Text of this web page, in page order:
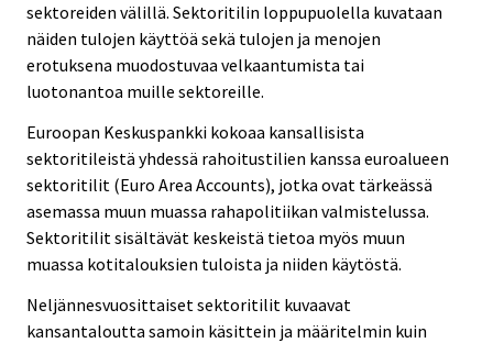
sektoreiden välillä. Sektoritilin loppupuolella kuvataan
näiden tulojen käyttöä sekä tulojen ja menojen
erotuksena muodostuvaa velkaantumista tai
luotonantoa muille sektoreille.
Euroopan Keskuspankki kokoaa kansallisista
sektoritileistä yhdessä rahoitustilien kanssa euroalueen
sektoritilit (Euro Area Accounts), jotka ovat tärkeässä
asemassa muun muassa rahapolitiikan valmistelussa.
Sektoritilit sisältävät keskeistä tietoa myös muun
muassa kotitalouksien tuloista ja niiden käytöstä.
Neljännesvuosittaiset sektoritilit kuvaavat
kansantaloutta samoin käsittein ja määritelmin kuin